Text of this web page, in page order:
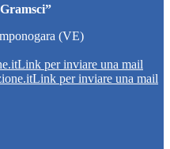
(VE)
Link per inviare una mail
Link per inviare una mail